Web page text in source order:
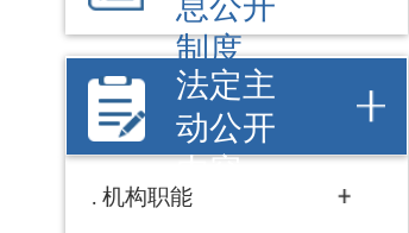
财政信息
促进就业
计划规划
数据开放
招商引资